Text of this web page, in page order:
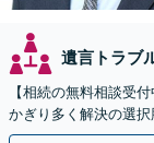
遺言トラブ
【相続の無料相談受
かぎり多く解決の選択